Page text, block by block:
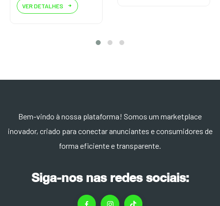
VER DETALHES
Bem-vindo à nossa plataforma! Somos um marketplace
inovador, criado para conectar anunciantes e consumidores de
forma eficiente e transparente.
Siga-nos nas redes sociais: